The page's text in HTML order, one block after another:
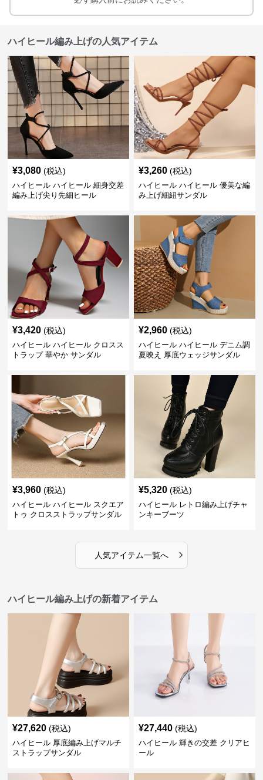
ハイヒール編み上げの人気アイテム
¥3,080 (税込)
ハイヒール ハイヒール 細身交差
編み上げ尖り先細ヒール
¥3,260 (税込)
ハイヒール ハイヒール 優美な編
み上げ細紐サンダル
¥3,420 (税込)
ハイヒール ハイヒール クロスス
トラップ 華やか サンダル
¥2,960 (税込)
ハイヒール ハイヒール デニム調
夏映え 厚底ウェッジサンダル
¥3,960 (税込)
ハイヒール ハイヒール スクエア
トゥ クロスストラップサンダル
¥5,320 (税込)
ハイヒール レトロ編み上げチャ
ンキーブーツ
人気アイテム一覧へ ›
ハイヒール編み上げの新着アイテム
¥27,620 (税込)
ハイヒール 厚底編み上げマルチ
ストラップサンダル
¥27,440 (税込)
ハイヒール 輝きの交差 クリアヒ
ール